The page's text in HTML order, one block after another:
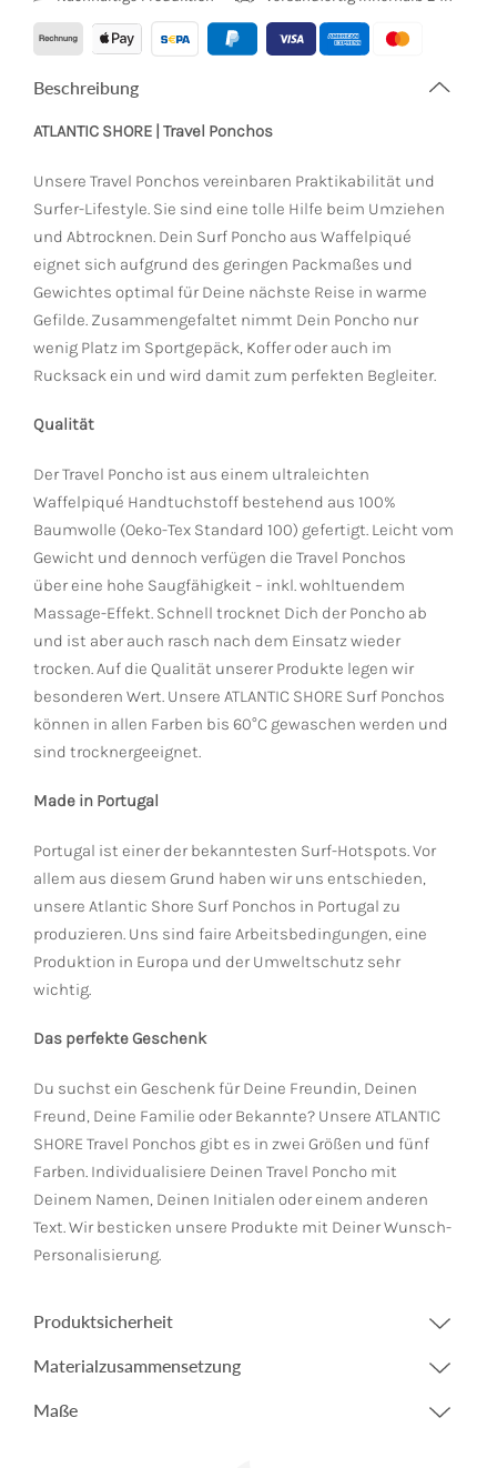
Beschreibung
ATLANTIC SHORE | Travel Ponchos
Unsere Travel Ponchos vereinbaren Praktikabilität und
Surfer-Lifestyle. Sie sind eine tolle Hilfe beim Umziehen
und Abtrocknen. Dein Surf Poncho aus Waffelpiqué
eignet sich aufgrund des geringen Packmaßes und
Gewichtes optimal für Deine nächste Reise in warme
Gefilde. Zusammengefaltet nimmt Dein Poncho nur
wenig Platz im Sportgepäck, Koffer oder auch im
Rucksack ein und wird damit zum perfekten Begleiter.
Qualität
Der Travel Poncho ist aus einem ultraleichten
Waffelpiqué Handtuchstoff bestehend aus 100%
Baumwolle (Oeko-Tex Standard 100) gefertigt. Leicht vom
Gewicht und dennoch verfügen die Travel Ponchos
über eine hohe Saugfähigkeit – inkl. wohltuendem
Massage-Effekt. Schnell trocknet Dich der Poncho ab
und ist aber auch rasch nach dem Einsatz wieder
trocken. Auf die Qualität unserer Produkte legen wir
besonderen Wert. Unsere ATLANTIC SHORE Surf Ponchos
können in allen Farben bis 60°C gewaschen werden und
sind trocknergeeignet.
Made in Portugal
Portugal ist einer der bekanntesten Surf-Hotspots. Vor
allem aus diesem Grund haben wir uns entschieden,
unsere Atlantic Shore Surf Ponchos in Portugal zu
produzieren. Uns sind faire Arbeitsbedingungen, eine
Produktion in Europa und der Umweltschutz sehr
wichtig.
Das perfekte Geschenk
Du suchst ein Geschenk für Deine Freundin, Deinen
Freund, Deine Familie oder Bekannte? Unsere ATLANTIC
SHORE Travel Ponchos gibt es in zwei Größen und fünf
Farben. Individualisiere Deinen Travel Poncho mit
Deinem Namen, Deinen Initialen oder einem anderen
Text. Wir besticken unsere Produkte mit Deiner Wunsch-
Personalisierung.
Produktsicherheit
Materialzusammensetzung
Maße